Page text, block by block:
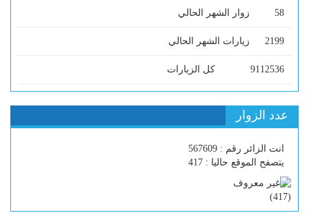
58 زوار الشهر الحالي
2199 زيارات الشهر الحالي
9112536 كل الزيارات
عدد الزوار
انت الزائر رقم : 567609
يتصفح الموقع حاليا : 417
(
417
)